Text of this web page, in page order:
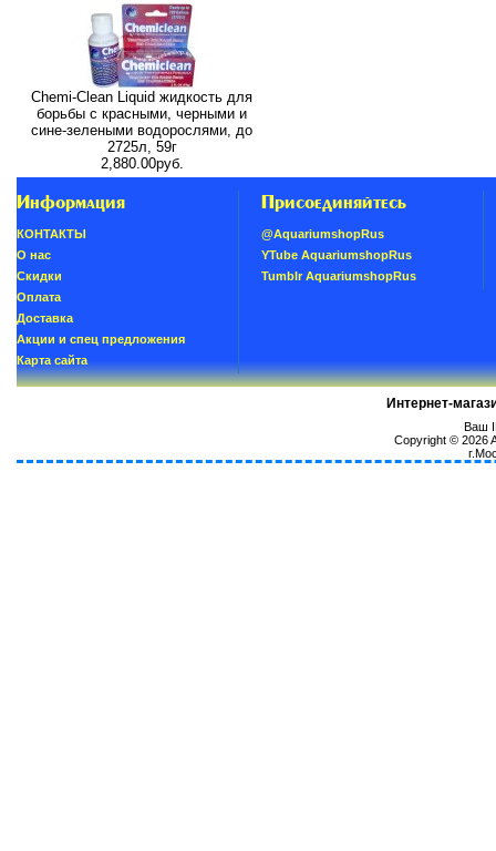
Chemi-Clean Liquid жидкость для
борьбы с красными, черными и
сине-зелеными водорослями, до
2725л, 59г
2,880.00руб.
Информация
КОНТАКТЫ
О нас
Скидки
Oплатa
Доставка
Акции и спец предложения
Карта сайта
Присоединяйтесь
@AquariumshopRus
YTube AquariumshopRus
Tumblr AquariumshopRus
Интернет-
Ваш
Copyright © 2026